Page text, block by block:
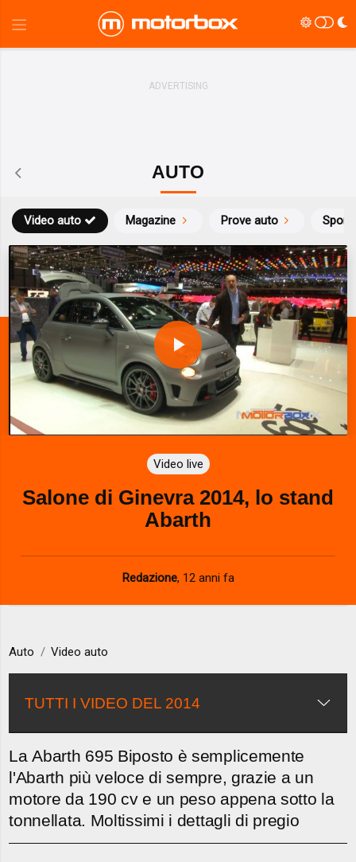
AUTO
Magazine Prove auto
Video auto Sport
P
l
a
y
V
d
e
Video live
Salone di Ginevra 2014, lo stand
Abarth
Redazione, 12 anni fa
Auto Video auto
TUTTI I VIDEO DEL 2014
La Abarth 695 Biposto è semplicemente
l'Abarth più veloce di sempre, grazie a un
motore da 190 cv e un peso appena sotto la
tonnellata. Moltissimi i dettagli di pregio